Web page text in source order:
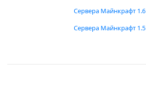
Сервера Майнкрафт 1.6
Сервера Майнкрафт 1.5